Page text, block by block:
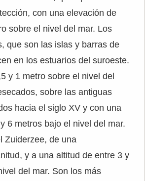
con una elevación de
sobre el nivel del mar. Los
que son las islas y barras de
en los estuarios del suroeste.
y 1 metro sobre el nivel del
sobre las antiguas
hacia el siglo XV y con una
6 metros bajo el nivel del mar.
Zuiderzee, de una
y a una altitud de entre 3 y
del mar. Son los más